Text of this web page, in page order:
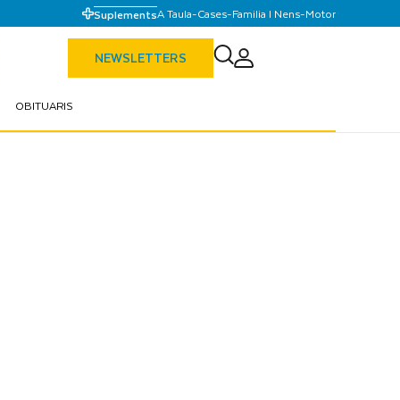
SuplementsA Taula-Cases-Familia I Nens-Motor
NEWSLETTERS
OBITUARIS